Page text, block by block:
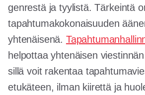
genrestä ja tyylistä. Tärkeintä
tapahtumakokonaisuuden
yhtenäisenä.
helpottaa yhtenäisen
sillä voit rakentaa
etukäteen, ilman kiirettä ja